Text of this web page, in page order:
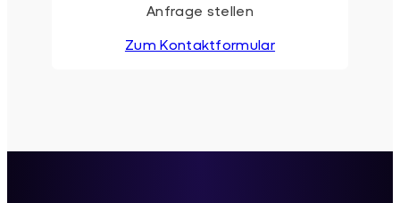
Anfrage stellen
Zum Kontaktformular